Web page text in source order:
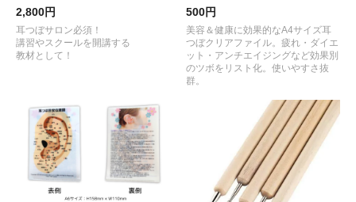
2,800円
耳つぼサロン必須！
講習やスクールを開講する
教材として！
500円
美容＆健康に効果的なA4サイズ耳
つぼクリアファイル。疲れ・ダイエ
ット・アンチエイジングなど効果別
のツボをリスト化。使いやすさ抜
群。